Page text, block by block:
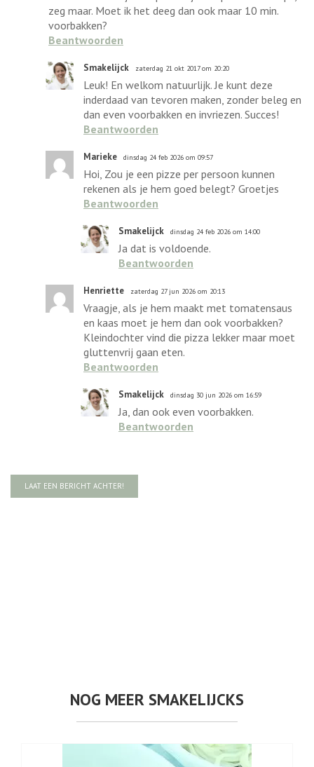
zeg maar. Moet ik het deeg dan ook maar 10 min.
voorbakken?
Beantwoorden
Smakelijck zaterdag 21 okt 2017 om 20:20
Leuk! En welkom natuurlijk. Je kunt deze
inderdaad van tevoren maken, zonder beleg en
dan even voorbakken en invriezen. Succes!
Beantwoorden
Marieke dinsdag 24 feb 2026 om 09:57
Hoi, Zou je een pizze per persoon kunnen
rekenen als je hem goed belegt? Groetjes
Beantwoorden
Smakelijck dinsdag 24 feb 2026 om 14:00
Ja dat is voldoende.
Beantwoorden
Henriette zaterdag 27 jun 2026 om 20:13
Vraagje, als je hem maakt met tomatensaus
en kaas moet je hem dan ook voorbakken?
Kleindochter vind die pizza lekker maar moet
gluttenvrij gaan eten.
Beantwoorden
Smakelijck dinsdag 30 jun 2026 om 16:59
Ja, dan ook even voorbakken.
Beantwoorden
LAAT EEN BERICHT ACHTER!
NOG MEER SMAKELIJCKS